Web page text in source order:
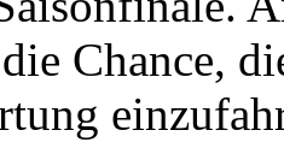
Chance,